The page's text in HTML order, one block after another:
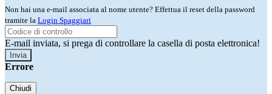
Non hai una e-mail associata al nome utente? Effettua il reset della password
tramite la Login Spaggiari
E-mail inviata, si prega di controllare la casella di posta elettronica!
Errore
Chiudi